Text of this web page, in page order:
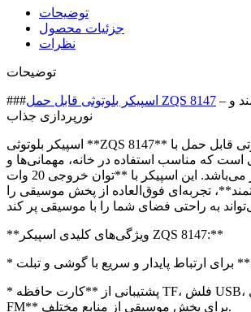
توضیحات
جزئیات محصول
نظرات
توضیحات
### اسپیکر بلوتوثی قابل حمل ZQS 8147 – صدای قدرتمند و
نورپردازی جذاب
اسپیکر بلوتوثی **ZQS 8147** یک سیستم صوتی قابل حمل با
که مناسب استفاده در خانه، مهمانی‌ها و
فضای باز می‌باشد. این اسپیکر با **توان خروجی 20 وات RMS** و
تجربه‌ای فوق‌العاده از پخش موسیقی را
**ویژگی‌های کلیدی اسپیکر ZQS 8147:**
* پشتیبانی از **کارت حافظه TF، فلش USB، ورودی AUX و رادیو
FM** برای پخش موسیقی از منابع مختلف.